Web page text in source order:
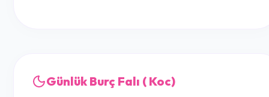
Günlük Burç Falı ( Koc)